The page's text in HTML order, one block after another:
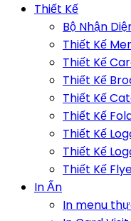
Thiết Kế
Bộ Nhận
Thiết Kế
Thiết Kế
Thiết Kế
Thiết Kế
Thiết Kế
Thiết Kế
Thiết Kế
Thiết Kế
In Ấn
In menu